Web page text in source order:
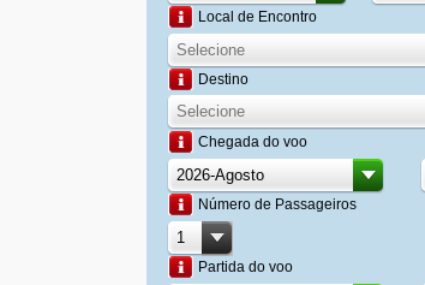
Local de Encontro
Destino
Chegada do voo
Número de Passageiros
Partida do voo